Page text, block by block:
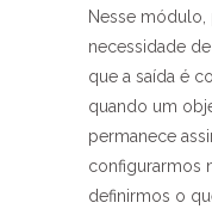
Nesse módulo,
necessidade
que a saída é
quando um
permanece
configurarmos
definirmos o